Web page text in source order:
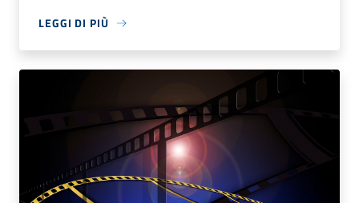
LEGGI DI PIÙ